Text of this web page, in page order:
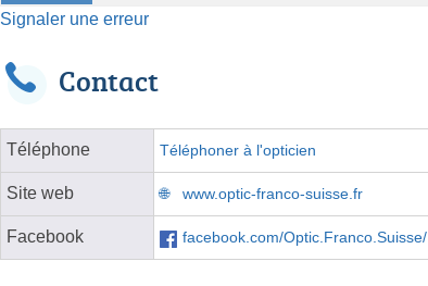
Signaler une erreur
Contact
Téléphone Téléphoner à l'opticien
Site web www.optic-franco-suisse.fr
Facebook facebook.com/Optic.Franco.Suisse/